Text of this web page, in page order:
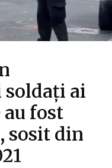
soldați ai
fost
sosit din